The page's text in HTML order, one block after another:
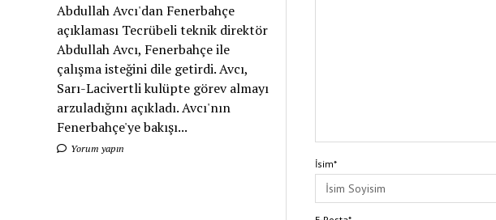
Abdullah Avcı'dan Fenerbahçe
açıklaması Tecrübeli teknik direktör
Abdullah Avcı, Fenerbahçe ile
çalışma isteğini dile getirdi. Avcı,
Sarı-Lacivertli kulüpte görev almayı
arzuladığını açıkladı. Avcı'nın
Fenerbahçe'ye bakışı...
Yorum yapın
İsim*